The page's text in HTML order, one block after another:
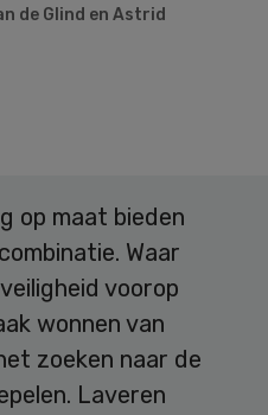
de Glind en Astrid
op maat bieden
Waar
voorop
wonnen van
zoeken naar de
Laveren